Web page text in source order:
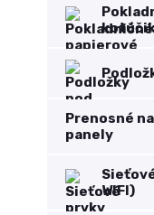
Prenosné
panely
WIFI)